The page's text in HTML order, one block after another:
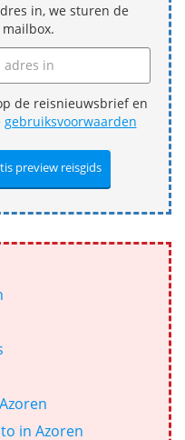
in, we sturen de
de reisnieuwsbrief en
gebruiksvoorwaarden
in Azoren